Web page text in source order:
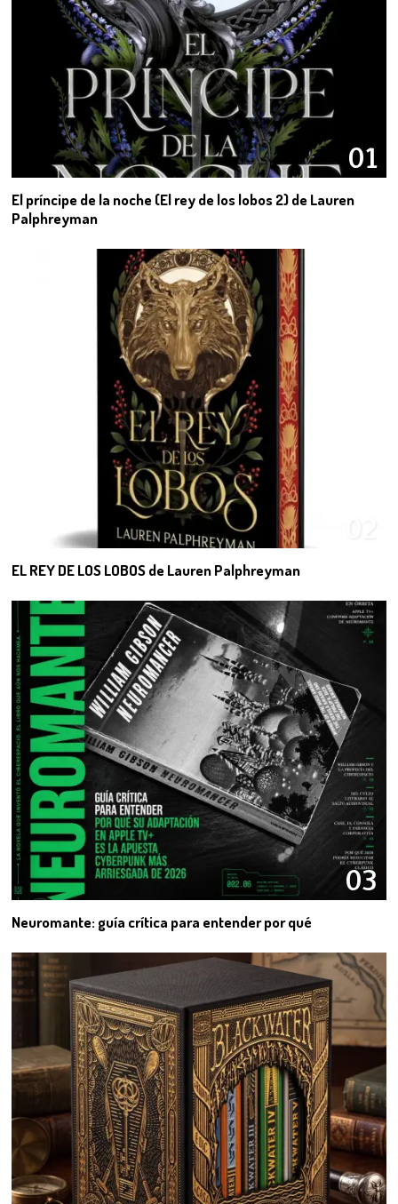
01
El príncipe de la noche (El rey de los lobos 2) de Lauren
Palphreyman
EL REY DE LOS LOBOS de Lauren Palphreyman
03
Neuromante: guía crítica para entender por qué